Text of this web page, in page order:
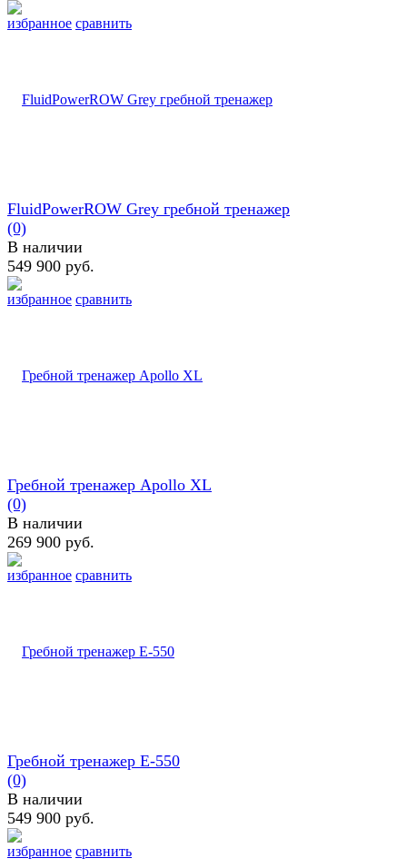
избранное сравнить
избранное сравнить
FluidPowerROW Grey гребной тренажер
(0)
В наличии
549 900 руб.
избранное сравнить
Гребной тренажер Apollo XL
(0)
В наличии
269 900 руб.
избранное сравнить
Гребной тренажер E-550
(0)
В наличии
549 900 руб.